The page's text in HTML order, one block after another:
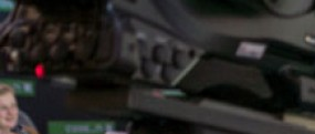
Zum
Inhalt
springen